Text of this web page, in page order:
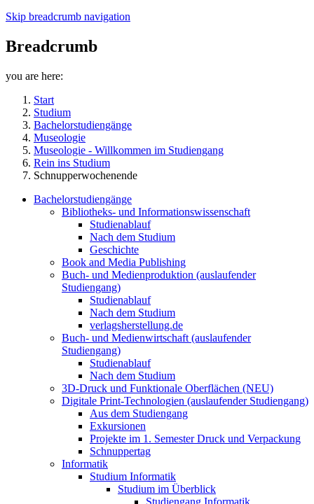
Skip breadcrumb navigation
Breadcrumb
you are here:
Start
Studium
Bachelorstudiengänge
Museologie
Museologie - Willkommen im Studiengang
Rein ins Studium
Schnupperwochenende
Bachelorstudiengänge
Bibliotheks- und Informationswissenschaft
Studienablauf
Nach dem Studium
Geschichte
Book and Media Publishing
Buch- und Medienproduktion (auslaufender
Studiengang)
Studienablauf
Nach dem Studium
verlagsherstellung.de
Buch- und Medienwirtschaft (auslaufender
Studiengang)
Studienablauf
Nach dem Studium
3D-Druck und Funktionale Oberflächen (NEU)
Digitale Print-Technologien (auslaufender Studiengang)
Aus dem Studiengang
Exkursionen
Projekte im 1. Semester Druck und Verpackung
Schnuppertag
Informatik
Studium Informatik
Studium im Überblick